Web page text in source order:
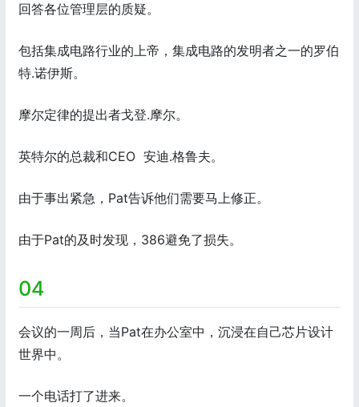
回答各位管理层的质疑。
包括集成电路行业的上帝，集成电路的发明者之一的罗伯
特.诺伊斯。
摩尔定律的提出者戈登.摩尔。
英特尔的总裁和CEO 安迪.格鲁夫。
由于事出紧急，Pat告诉他们需要马上修正。
由于Pat的及时发现，386避免了损失。
04
会议的一周后，当Pat在办公室中，沉浸在自己芯片设计
世界中。
一个电话打了进来。